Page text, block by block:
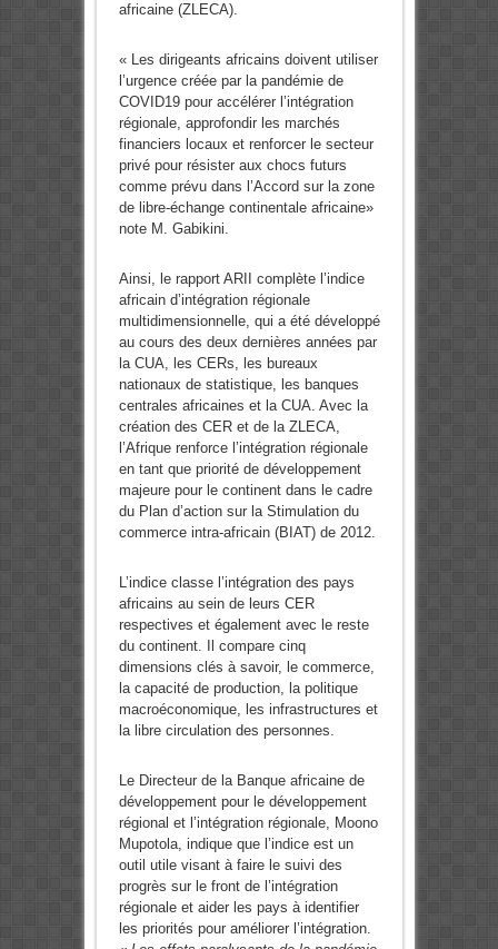
africaine (ZLECA).
« Les dirigeants africains doivent utiliser
l’urgence créée par la pandémie de
COVID19 pour accélérer l’intégration
régionale, approfondir les marchés
financiers locaux et renforcer le secteur
privé pour résister aux chocs futurs
comme prévu dans l’Accord sur la zone
de libre-échange continentale africaine»
note M. Gabikini.
Ainsi, le rapport ARII complète l’indice
africain d’intégration régionale
multidimensionnelle, qui a été développé
au cours des deux dernières années par
la CUA, les CERs, les bureaux
nationaux de statistique, les banques
centrales africaines et la CUA. Avec la
création des CER et de la ZLECA,
l’Afrique renforce l’intégration régionale
en tant que priorité de développement
majeure pour le continent dans le cadre
du Plan d’action sur la Stimulation du
commerce intra-africain (BIAT) de 2012.
L’indice classe l’intégration des pays
africains au sein de leurs CER
respectives et également avec le reste
du continent. Il compare cinq
dimensions clés à savoir, le commerce,
la capacité de production, la politique
macroéconomique, les infrastructures et
la libre circulation des personnes.
Le Directeur de la Banque africaine de
développement pour le développement
régional et l’intégration régionale, Moono
Mupotola, indique que l’indice est un
outil utile visant à faire le suivi des
progrès sur le front de l’intégration
régionale et aider les pays à identifier
les priorités pour améliorer l’intégration.